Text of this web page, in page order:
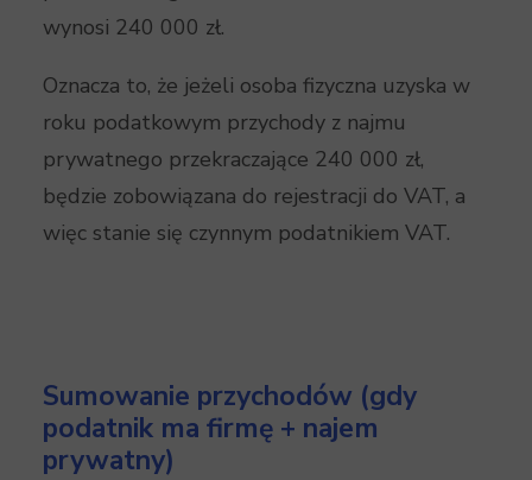
wynosi 240 000 zł.
Oznacza to, że jeżeli osoba fizyczna uzyska w
roku podatkowym przychody z najmu
prywatnego przekraczające 240 000 zł,
będzie zobowiązana do rejestracji do VAT, a
więc stanie się czynnym podatnikiem VAT.
Sumowanie przychodów (gdy
podatnik ma firmę + najem
prywatny)